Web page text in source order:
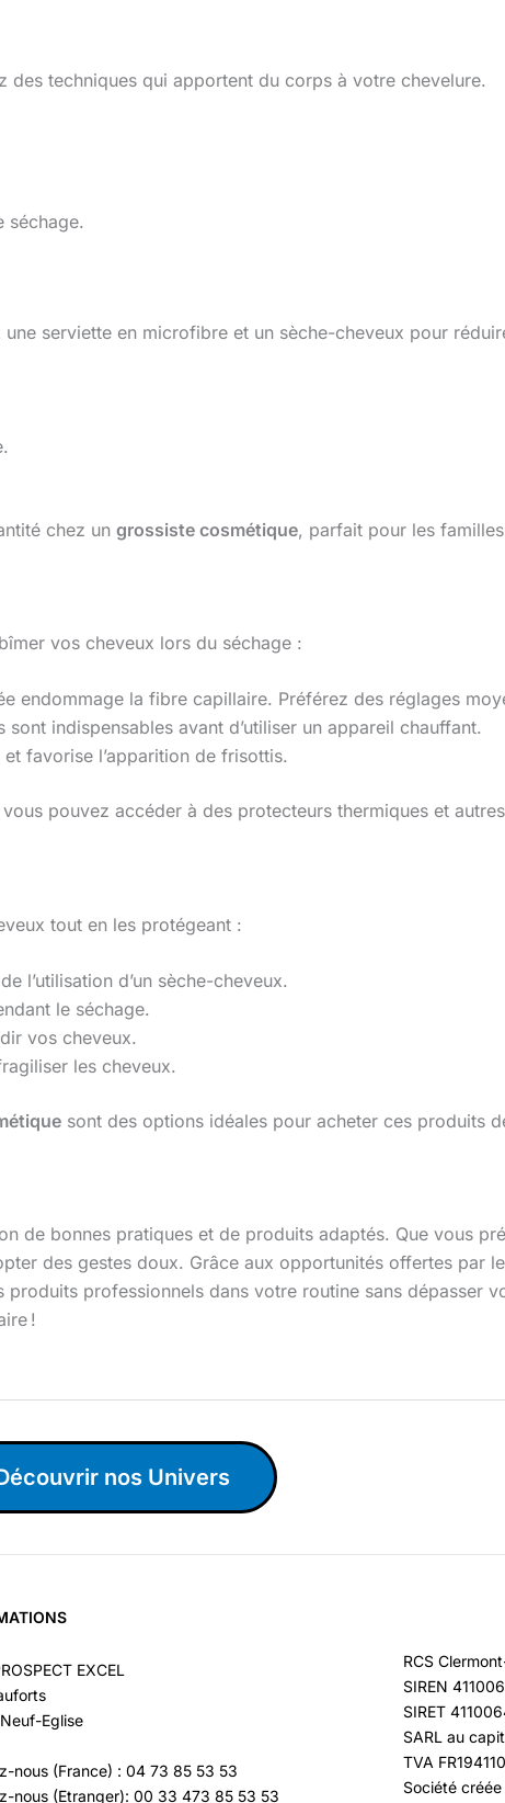
techniques qui apportent du corps à votre chevelure.
séchage.
serviette en microfibre et un sèche-cheveux pour
chez un grossiste cosmétique, parfait pour les
vos cheveux lors du séchage :
endommage la fibre capillaire. Préférez des réglages
indispensables avant d’utiliser un appareil chauffant.
favorise l’apparition de frisottis.
vous pouvez accéder à des protecteurs thermiques et
tout en les protégeant :
l’utilisation d’un sèche-cheveux.
le séchage.
vos cheveux.
les cheveux.
sont des options idéales pour acheter ces produits
de bonnes pratiques et de produits adaptés. Que vous
des gestes doux. Grâce aux opportunités offertes par le
professionnels dans votre routine sans dépasser
!
nos Univers
EXCEL
Eglise
nous (France) : 04 73 85 53 53
nous (Etranger): 00 33 473 85 53 53
RCS
SIREN
SIRET
SARL au
TVA
Société